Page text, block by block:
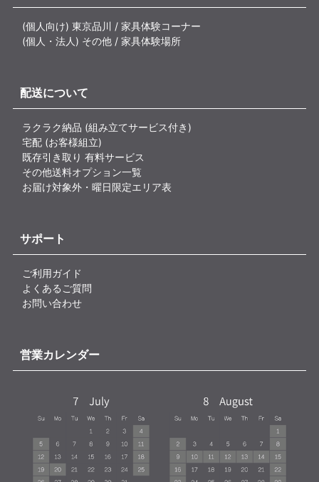
(個人向け) 東京品川 / 家具体験コーナー
(個人・法人) その他 / 家具体験場所
配送について
ラクラク納品 (組み立てサービス付き)
宅配 (お客様組立)
既存引き取り 有料サービス
その他送料オプション一覧
お届け対象外・曜日限定エリア表
サポート
ご利用ガイド
よくあるご質問
お問い合わせ
営業カレンダー